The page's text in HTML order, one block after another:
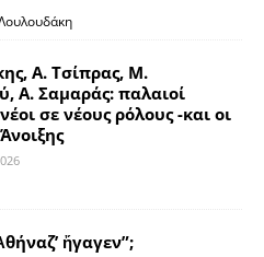
Α. Τσίπρας, Μ.
Α. Σαμαράς: παλαιοί
σε νέους ρόλους -και οι
ἤγαγεν”;